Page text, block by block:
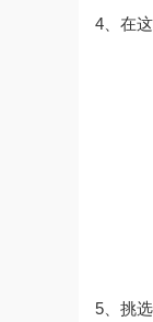
4、在
5、挑